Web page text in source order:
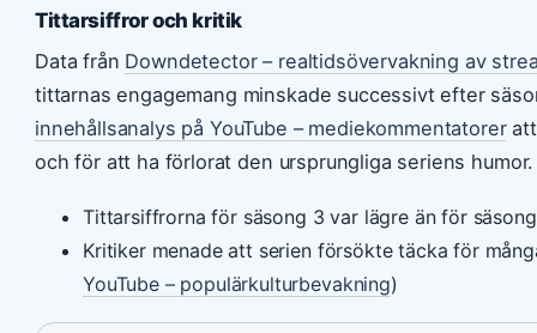
Tittarsiffror och kritik
Data från Downdetector – realtidsövervakning av
tittarnas engagemang minskade successivt efter
innehållsanalys på YouTube – mediekommentatoreratt
och för att ha förlorat den ursprungliga seriens humor.
Tittarsiffrorna för säsong 3 var lägre än för
Kritiker menade att serien försökte täcka för
YouTube – populärkulturbevakning)